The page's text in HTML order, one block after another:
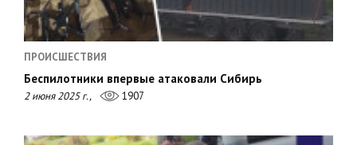
ПРОИСШЕСТВИЯ
Беспилотники впервые атаковали Сибирь
2 июня 2025 г., 1907